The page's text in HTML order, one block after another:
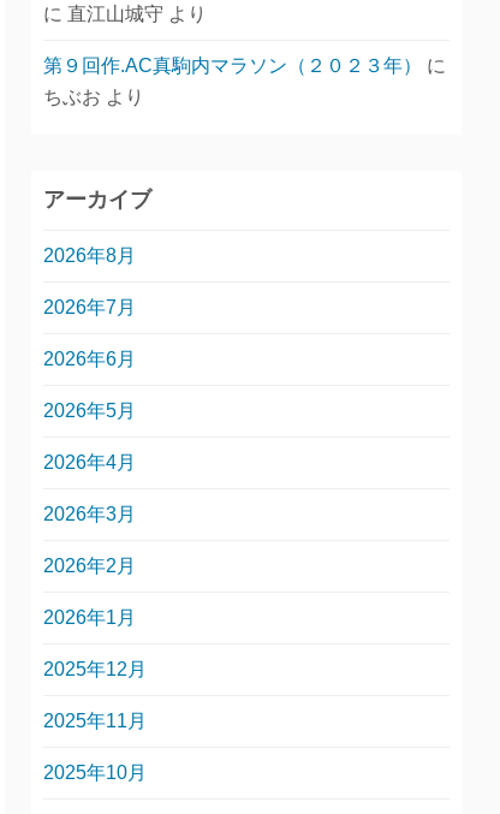
に 直江山城守 より
第９回作.AC真駒内マラソン（２０２３年）
に
ちぶお より
アーカイブ
2026年8月
2026年7月
2026年6月
2026年5月
2026年4月
2026年3月
2026年2月
2026年1月
2025年12月
2025年11月
2025年10月